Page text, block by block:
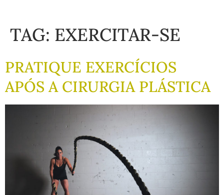
TAG: EXERCITAR-SE
PRATIQUE EXERCÍCIOS
APÓS A CIRURGIA PLÁSTICA